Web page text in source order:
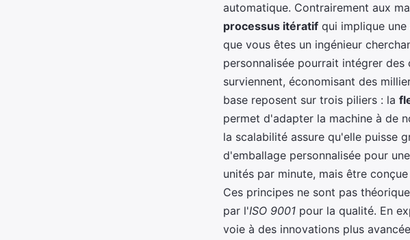
automatique. Contrairement aux
processus itératif qui implique
que vous êtes un ingénieur
personnalisée pourrait intégrer
surviennent, économisant des
base reposent sur trois piliers : la
permet d'adapter la machine à de
la scalabilité assure qu'elle puisse
d'emballage personnalisée pour
unités par minute, mais être
Ces principes ne sont pas
par l'ISO 9001 pour la qualité. En
voie à des innovations plus